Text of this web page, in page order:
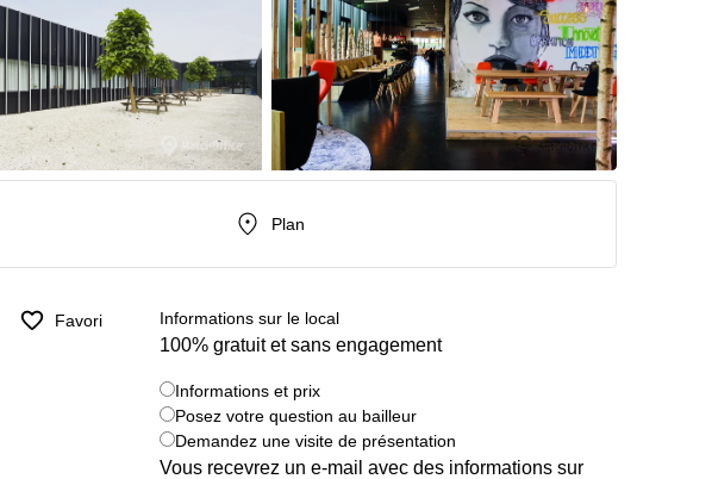
Plan
Favori Informations sur le local
100% gratuit et sans engagement
Informations et prix
Posez votre question au bailleur
Demandez une visite de présentation
Vous recevrez un e-mail avec des informations sur